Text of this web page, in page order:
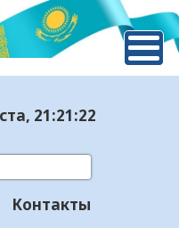
, 21:21:23
Контакты